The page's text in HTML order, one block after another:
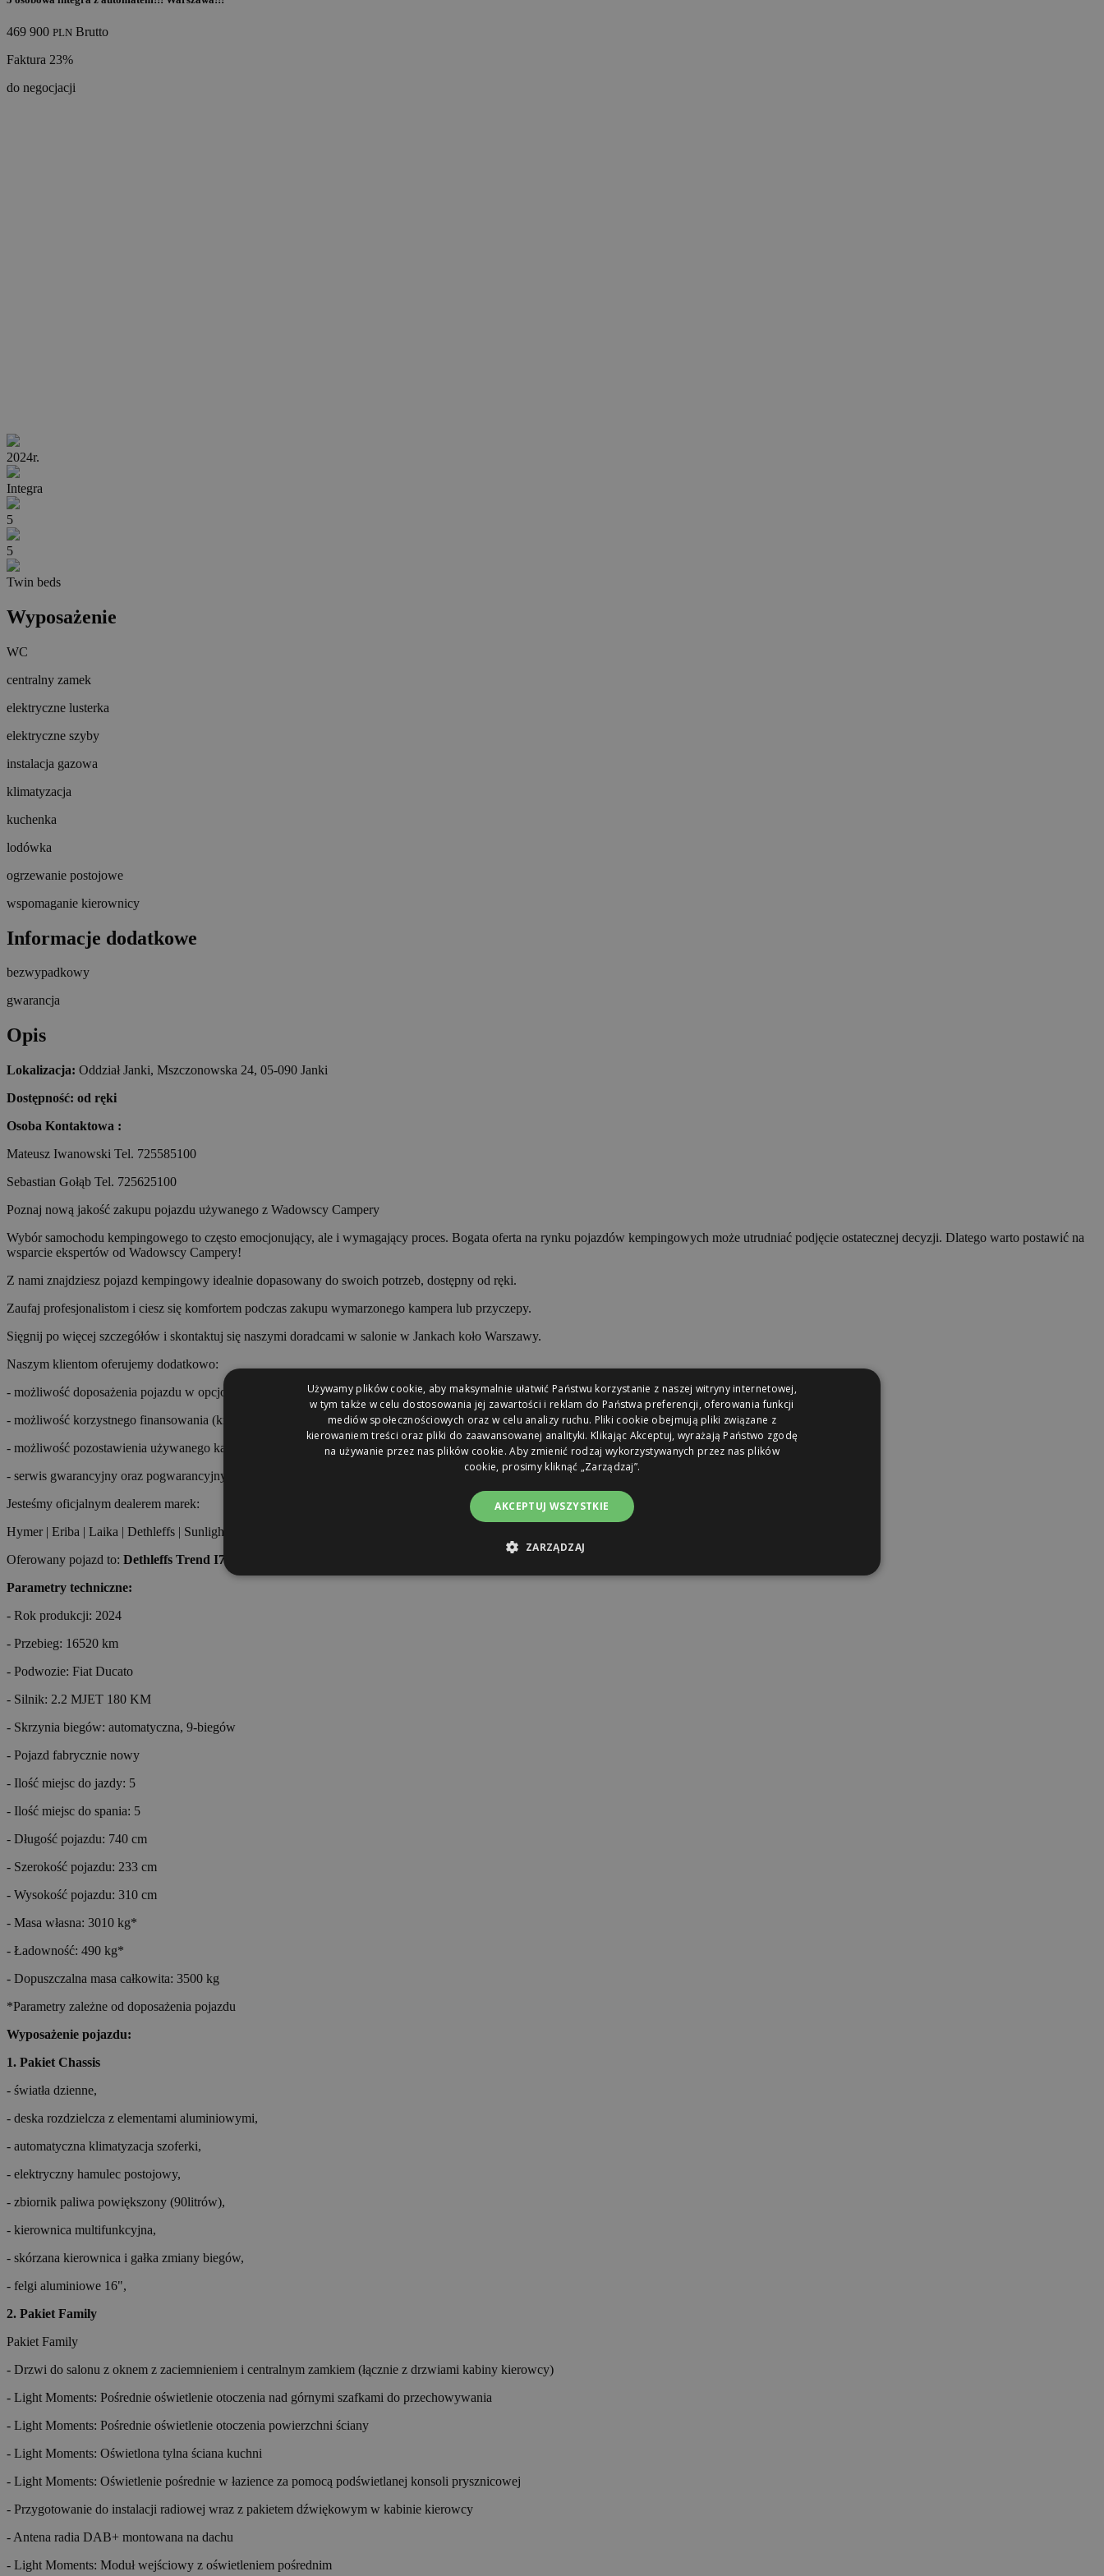
469 900 PLN Brutto
Faktura 23%
do negocjacji
2024r.
Integra
5
5
Twin beds
Wyposażenie
WC
centralny zamek
elektryczne lusterka
elektryczne szyby
instalacja gazowa
klimatyzacja
kuchenka
lodówka
ogrzewanie postojowe
wspomaganie kierownicy
Informacje dodatkowe
bezwypadkowy
gwarancja
Opis
Lokalizacja: Oddział Janki, Mszczonowska 24, 05-090 Janki
Dostępność: od ręki
Osoba Kontaktowa :
Mateusz Iwanowski Tel. 725585100
Sebastian Gołąb Tel. 725625100
Poznaj nową jakość zakupu pojazdu używanego z Wadowscy Campery
Wybór samochodu kempingowego to często emocjonujący, ale i wymagający proces. Bogata oferta na rynku pojazdów kempingowych może utrudniać podjęcie ostatecznej decyzji. Dlatego warto postawić na
wsparcie ekspertów od Wadowscy Campery!
Z nami znajdziesz pojazd kempingowy idealnie dopasowany do swoich potrzeb, dostępny od ręki.
Zaufaj profesjonalistom i ciesz się komfortem podczas zakupu wymarzonego kampera lub przyczepy.
Sięgnij po więcej szczegółów i skontaktuj się naszymi doradcami w salonie w Jankach koło Warszawy.
Naszym klientom oferujemy dodatkowo:
- możliwość doposażenia pojazdu w opcjonalne akcesoria
- możliwość korzystnego finansowania (kredyt, leasing) oraz ubezpieczenia
- możliwość pozostawienia używanego kampera w rozliczeniu
- serwis gwarancyjny oraz pogwarancyjny
Jesteśmy oficjalnym dealerem marek:
Hymer | Eriba | Laika | Dethleffs | Sunlight | Knaus | Weinsberg | Tabbert
Oferowany pojazd to: Dethleffs Trend I7057 EB
Parametry techniczne:
- Rok produkcji: 2024
- Przebieg: 16520 km
- Podwozie: Fiat Ducato
- Silnik: 2.2 MJET 180 KM
- Skrzynia biegów: automatyczna, 9-biegów
- Pojazd fabrycznie nowy
- Ilość miejsc do jazdy: 5
- Ilość miejsc do spania: 5
- Długość pojazdu: 740 cm
- Szerokość pojazdu: 233 cm
- Wysokość pojazdu: 310 cm
- Masa własna: 3010 kg*
- Ładowność: 490 kg*
- Dopuszczalna masa całkowita: 3500 kg
*Parametry zależne od doposażenia pojazdu
Wyposażenie pojazdu:
1. Pakiet Chassis
- światła dzienne,
- deska rozdzielcza z elementami aluminiowymi,
- automatyczna klimatyzacja szoferki,
- elektryczny hamulec postojowy,
- zbiornik paliwa powiększony (90litrów),
- kierownica multifunkcyjna,
- skórzana kierownica i gałka zmiany biegów,
- felgi aluminiowe 16",
2. Pakiet Family
Pakiet Family
- Drzwi do salonu z oknem z zaciemnieniem i centralnym zamkiem (łącznie z drzwiami kabiny kierowcy)
- Light Moments: Pośrednie oświetlenie otoczenia nad górnymi szafkami do przechowywania
- Light Moments: Pośrednie oświetlenie otoczenia powierzchni ściany
- Light Moments: Oświetlona tylna ściana kuchni
- Light Moments: Oświetlenie pośrednie w łazience za pomocą podświetlanej konsoli prysznicowej
- Przygotowanie do instalacji radiowej wraz z pakietem dźwiękowym w kabinie kierowcy
- Antena radia DAB+ montowana na dachu
- Light Moments: Moduł wejściowy z oświetleniem pośrednim
Używamy plików cookie, aby maksymalnie ułatwić Państwu korzystanie z naszej witryny internetowej,
w tym także w celu dostosowania jej zawartości i reklam do Państwa preferencji, oferowania funkcji
mediów społecznościowych oraz w celu analizy ruchu. Pliki cookie obejmują pliki związane z
kierowaniem treści oraz pliki do zaawansowanej analityki. Klikając Akceptuj, wyrażają Państwo zgodę
na używanie przez nas plików cookie. Aby zmienić rodzaj wykorzystywanych przez nas plików
cookie, prosimy kliknąć „Zarządzaj”.
AKCEPTUJ WSZYSTKIE
ZARZĄDZAJ